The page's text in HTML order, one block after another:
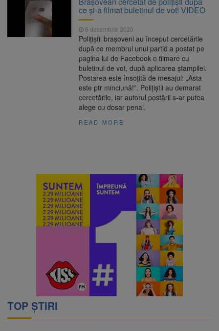
Nivelul Dunării a început să crească
8 august 2026
Asociația Română pentru
Iluminat cere reducerea luminii pe timpul
nopții, nu oprirea iluminatului public
Trafic blocat pe DN1E Brașov
– Poiana Brașov după un accident. Două
persoane primesc îngrijiri medicale
Se schimbă examenul de
medic specialist. Subiecte unice în toată țara,
aceeași oră și același barem
ce și-a filmat buletinul de vot! VIDEO
6 decembrie 2020
Polițiștii brașoveni au început cercetările
după ce membrul unui partid a postat pe
pagina lui de Facebook o filmare cu
buletinul de vot, după aplicarea ștampilei.
Postarea este însoțită de mesajul: „Asta
este ptr minciună!”. Polițiștii au demarat
cercetările, iar autorul postării s-ar putea
alege cu dosar penal.
READ MORE
TOP ȘTIRI